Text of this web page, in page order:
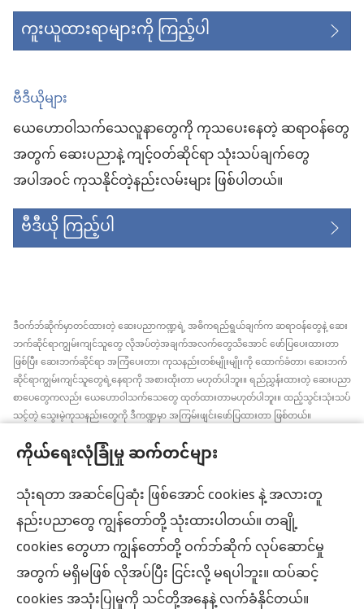
ကိုယ်ရေးလုံခြုံမှု ဆက်တင်များ
သုံးရတာ အဆင်ပြေဆုံး ဖြစ်အောင် cookies နဲ့ အလားတူ
နည်းပညာတွေ ကျွန်တော်တို့ သုံးထားပါတယ်။ တချို့
cookies တွေဟာ ကျွန်တော်တို့ ဝက်ဘ်ဆိုက် လုပ်ဆောင်မှု
အတွက် မရှိမဖြစ် လိုအပ်ပြီး ငြင်းလို့ မရပါဘူး။ ထပ်ဆင့်
cookies အသုံးပြုမှုကို သင်တို့အနေနဲ့ လက်ခံနိုင်တယ်။
ကူးယူထားရာများကို ကြည့်ပါ
ဗီဒီယိုများ
ယေဟောဝါသက်သေလူနာတွေကို ကုသပေးနေတဲ့ ဆရာဝန်တွေ
အတွက် ဆေးပညာနဲ့ ကျင့်ဝတ်ဆိုင်ရာ သုံးသပ်ချက်တွေ
အပါအဝင် ကုသနိုင်တဲ့နည်းလမ်းများ ဖြစ်ပါတယ်။
ဗီဒီယို ကြည့်ပါ
ဒီဝက်ဘ်ဆိုက်မှာတင်ထားတဲ့ ဆေးပညာကဏ္ဍရဲ့ အဓိကရည်ရွယ်ချက်က ဆရာဝန်တွေနဲ့ ဆေး
ဘက်ဆိုင်ရာကျွမ်းကျင်သူတွေ လိုအပ်တဲ့အချက်အလက်တွေသိအောင် ဖော်ပြပေးထားတာ
ဖြစ်ပြီး ဆေးဘက်ဆိုင်ရာ အကြံပေးတာ၊ ကုသနည်းတစ်မျိုးမျိုးကို ထောက်ခံတာ၊ ဆေးဘက်
ဆိုင်ရာကျွမ်းကျင်သူတွေရဲ့နေရာကို အစားထိုးတာ မဟုတ်ပါဘူး။ ရည်ညွှန်းထားတဲ့ ဆေးပညာ
စာပေတွေကလည်း ယေဟောဝါသက်သေတွေ ထုတ်ထားတာမဟုတ်ပါဘူး။ ထည့်သွင်းသုံးသပ်
သင့်တဲ့ သွေးမဲ့ကုသနည်းတွေကို ဒီကဏ္ဍမှာ အကြမ်းဖျင်းဖော်ပြထားတာ ဖြစ်တယ်။
အခြေအနေနဲ့ပတ်သက်ပြီး လူနာရှင်တွေရဲ့ ဆန္ဒ၊ ဘာသာရေးယုံကြည်ချက်အတိုင်း လုပ်ဆောင်
ပေးဖို့က ဆေးဘက်ဆိုင်ရာကျွမ်းကျင်သူတစ်ဦးချင်းစီရဲ့တာဝန် ဖြစ်ပါတယ်။ ဒီကဏ္ဍထဲက
အကြံပြုချက်အားလုံးဟာ လူနာအားလုံးအတွက် သင့်တော်တာ၊ လက်ခံနိုင်စရာ ဖြစ်ချင်မှဖြစ်
ပါလိမ့်မယ်။
လူနာများ– ကျန်းမာရေးအခြေအနေ၊ ကုသနည်းတွေနဲ့ပတ်သက်ပြီး ဆရာဝန်တွေ၊ ဆေးဘက်
ဆိုင်ရာကျွမ်းကျင်သူတွေနဲ့ အမြဲဆွေးနွေးပါ။ ကျန်းမာရေးမကောင်းဘူးလို့ထင်ရင် ဆရာဝန်နဲ့
ပြပါ။
လိုက်နာရန်စည်းကမ်းများနဲ့အညီ ဒီဝက်ဘ်ဆိုက်ကို အသုံးပြုရပါမယ်။